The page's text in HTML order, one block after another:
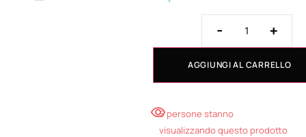
- +
AGGIUNGI AL CARRELLO
5 persone stanno
visualizzando questo prodotto